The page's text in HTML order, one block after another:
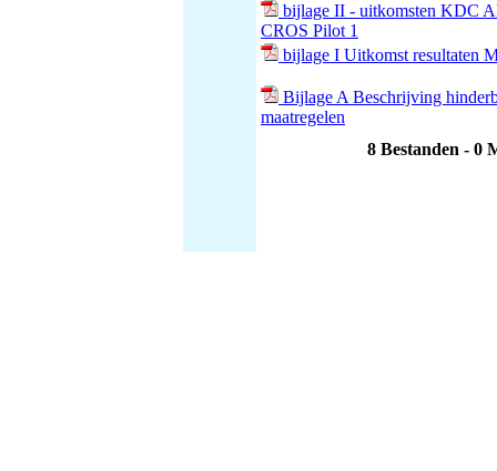
bijlage II - uitkomsten KDC
CROS Pilot 1
bijlage I Uitkomst resultaten
Bijlage A Beschrijving
maatregelen
8 Bestanden - 0